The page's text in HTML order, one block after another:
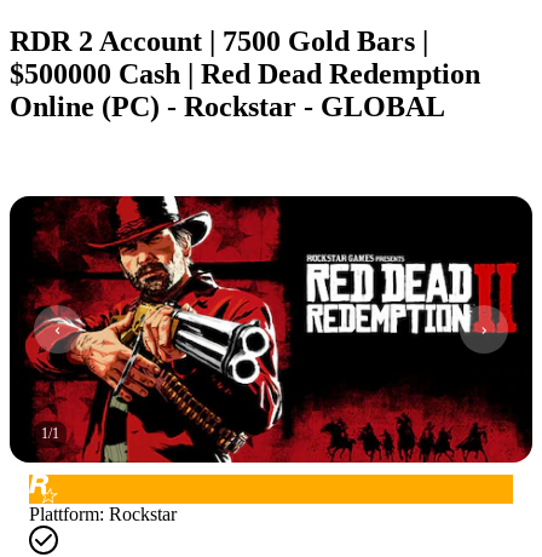
RDR 2 Account | 7500 Gold Bars |
$500000 Cash | Red Dead Redemption
Online (PC) - Rockstar - GLOBAL
1/1
Plattform: Rockstar